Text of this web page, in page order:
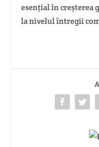
esențial în creșterea
la nivelul întregii